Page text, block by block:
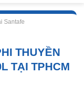
Santafe
THUYỀN
TẠI TPHCM